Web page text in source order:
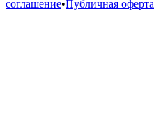
соглашение•Публичная оферта